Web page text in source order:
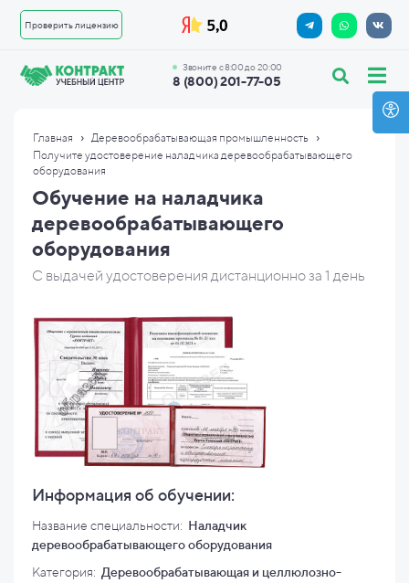
Проверить лицензию
8 (800) 201-77-05
Звоните с 8:00 до 20:00
Главная › Деревообрабатывающая промышленность ›
Получите удостоверение наладчика деревообрабатывающего
оборудования
Обучение на наладчика
деревообрабатывающего
оборудования
С выдачей удостоверения дистанционно за 1 день
Информация об обучении:
Название специальности: Наладчик
деревообрабатывающего оборудования
Категория: Деревообрабатывающая и целлюлозно-